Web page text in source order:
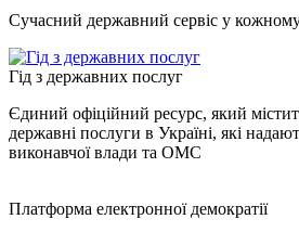
Сучасний державний сервіс у
Гід з державних послуг
Єдиний офіційний ресурс, який
державні послуги в Україні, які
виконавчої влади та ОМС
Платформа електронної демократії